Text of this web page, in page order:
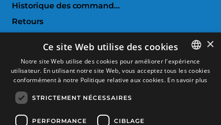
Historique des commandes
Retours
Comparer les produits
SERVICE CLIENTS
Conditions d'achat
Retours et échanges
SPANISH
×
Ce site Web utilise des cookies
Notre site Web utilise des cookies pour améliorer l'expérience
utilisateur. En utilisant notre site Web, vous acceptez tous les cookies
conformément à notre Politique relative aux cookies. En savoir plus
STRICTEMENT NÉCESSAIRES
PERFORMANCE CIBLAGE